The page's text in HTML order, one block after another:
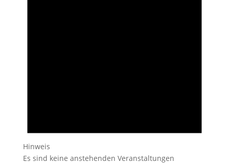
Hinweis
Es sind keine anstehenden Veranstaltungen